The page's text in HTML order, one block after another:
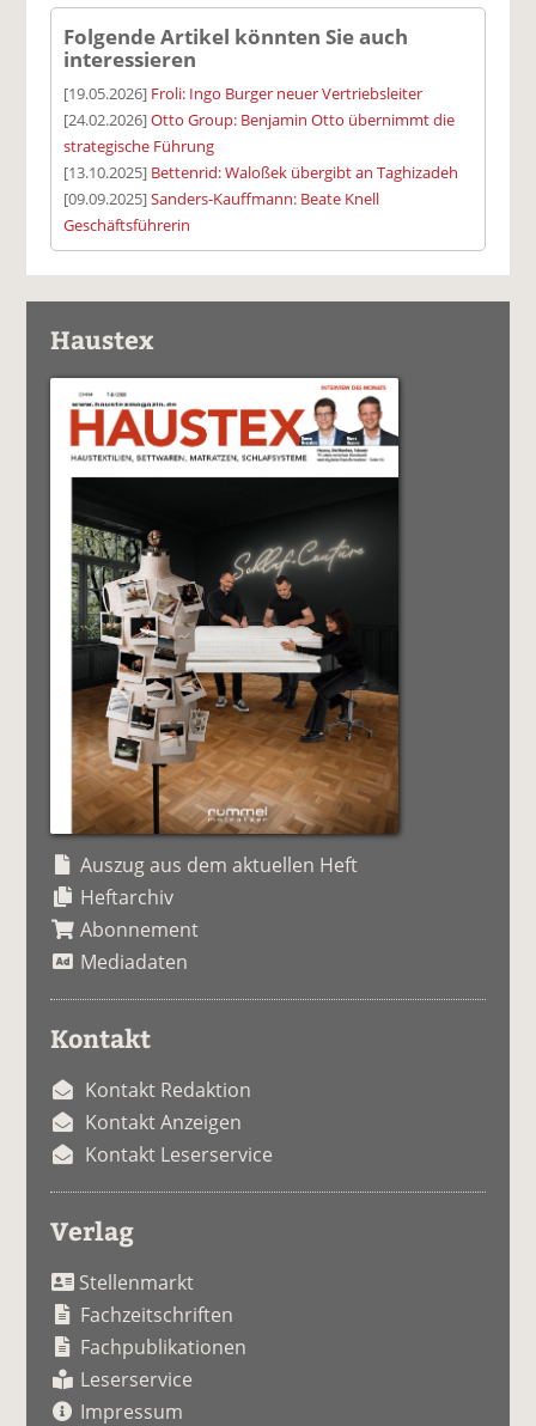
Folgende Artikel könnten Sie auch
interessieren
[19.05.2026] Froli: Ingo Burger neuer Vertriebsleiter
[24.02.2026]Otto Group: Benjamin Otto übernimmt die
strategische Führung
[13.10.2025] Bettenrid: Waloßek übergibt an Taghizadeh
[09.09.2025]Sanders-Kauffmann: Beate Knell
Geschäftsführerin
Haustex
Auszug aus dem aktuellen Heft
Heftarchiv
Abonnement
Mediadaten
Kontakt
Kontakt Redaktion
Kontakt Anzeigen
Kontakt Leserservice
Verlag
Stellenmarkt
Fachzeitschriften
Fachpublikationen
Leserservice
Impressum